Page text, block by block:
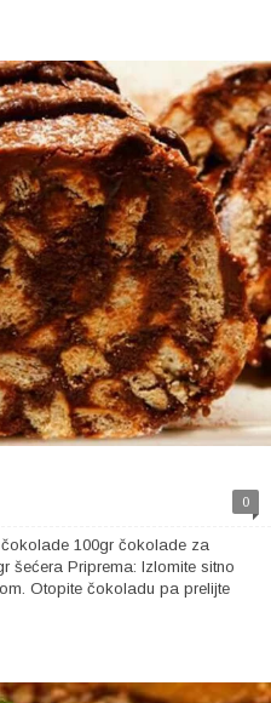
0
100gr čokolade za
šećera Priprema: Izlomite sitno
Otopite čokoladu pa prelijte